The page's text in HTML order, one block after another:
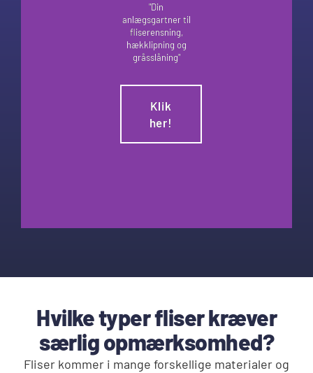
"Din
anlægsgartner til
fliserensning,
hækklipning og
gråsslåning"
Klik
her!
Hvilke typer fliser kræver
særlig opmærksomhed?
Fliser kommer i mange forskellige materialer og